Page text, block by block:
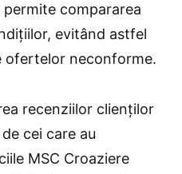
compararea
evitând astfel
ofertelor neconforme.
recenziilor clienților
cei care au
MSC Croaziere